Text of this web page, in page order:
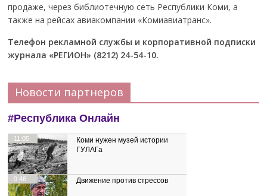
продаже, через библиотечную сеть Республики Коми, а
также на рейсах авиакомпании «Комиавиатранс».
Телефон рекламной службы и корпоративной подписки
журнала «РЕГИОН» (8212) 24-54-10.
Новости партнеров